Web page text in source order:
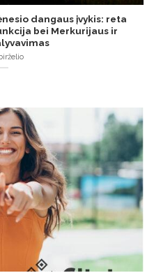
dangaus įvykis: reta
bei Merkurijaus ir